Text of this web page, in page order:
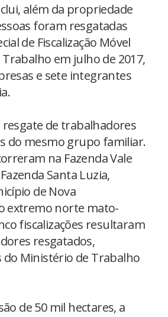
além da propriedade
foram resgatadas
de Fiscalização Móvel
em julho de 2017,
e sete integrantes
de trabalhadores
do mesmo grupo familiar.
na Fazenda Vale
Santa Luzia,
de Nova
extremo norte mato-
fiscalizações resultaram
resgatados,
Ministério de Trabalho
de 50 mil hectares, a